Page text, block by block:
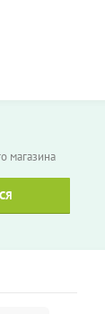
магазина